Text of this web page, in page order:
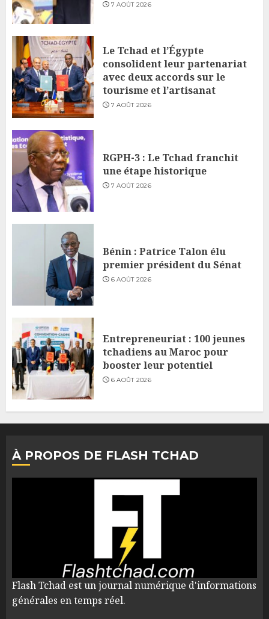
7 AOÛT 2026
Le Tchad et l’Égypte
consolident leur partenariat
avec deux accords sur le
tourisme et l’artisanat
7 AOÛT 2026
RGPH-3 : Le Tchad franchit
une étape historique
7 AOÛT 2026
Bénin : Patrice Talon élu
premier président du Sénat
6 AOÛT 2026
Entrepreneuriat : 100 jeunes
tchadiens au Maroc pour
booster leur potentiel
6 AOÛT 2026
À PROPOS DE FLASH TCHAD
Flash Tchad est un journal numérique d'informations
générales en temps réel.